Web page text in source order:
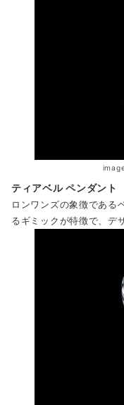
ティアベル ペンダント
ロンワンズの象徴である
るギミックが特徴で、デ